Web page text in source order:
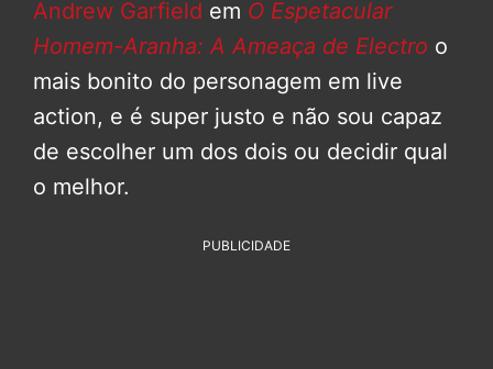
Andrew Garfield em O Espetacular
Homem-Aranha: A Ameaça de Electro o
mais bonito do personagem em live
action, e é super justo e não sou capaz
de escolher um dos dois ou decidir qual
o melhor.
PUBLICIDADE